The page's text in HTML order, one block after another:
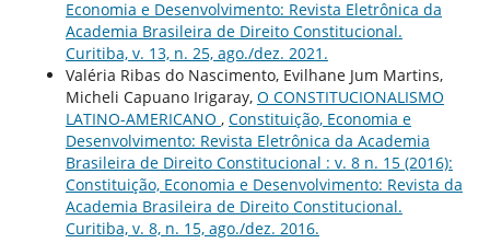
Economia e Desenvolvimento: Revista Eletrônica da
Academia Brasileira de Direito Constitucional.
Curitiba, v. 13, n. 25, ago./dez. 2021.
Valéria Ribas do Nascimento, Evilhane Jum Martins,
Micheli Capuano Irigaray, O CONSTITUCIONALISMO
LATINO-AMERICANO , Constituição, Economia e
Desenvolvimento: Revista Eletrônica da Academia
Brasileira de Direito Constitucional : v. 8 n. 15 (2016):
Constituição, Economia e Desenvolvimento: Revista da
Academia Brasileira de Direito Constitucional.
Curitiba, v. 8, n. 15, ago./dez. 2016.